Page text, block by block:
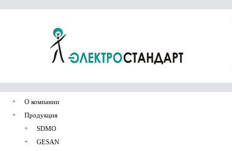
О компании
Продукция
SDMO
GESAN